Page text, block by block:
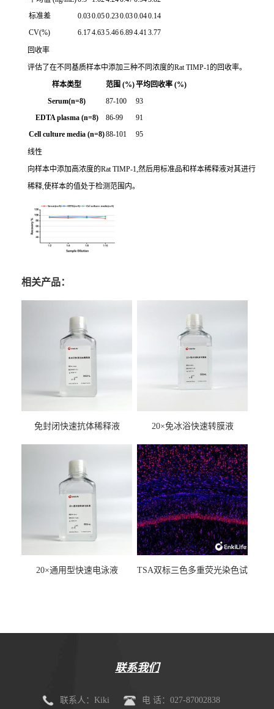
标准差
0.030.050.230.030.040.14
CV(%)
6.174.635.466.894.413.77
回收率
评估了在不同基质样本中添加三种不同浓度的Rat TIMP-1的回收率。
样本类型
范围 (%)平均回收率 (%)
Serum(n=8)
87-100
93
EDTA plasma (n=8)
86-99
91
Cell culture media (n=8)88-101 95
线性
向样本中添加高浓度的Rat TIMP-1,然后用标准品和样本稀释液对其进行
稀释,使样本的值处于检测范围内。
相关产品：
免封闭快速抗体稀释液 20×免冰浴快速转膜液
20×通用型快速电泳液
TSA双标三色多重荧光染色试
联系我们
联系人：Kiki 电 话：027-87002838